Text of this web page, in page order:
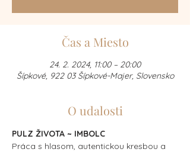
Čas a Miesto
24. 2. 2024, 11:00 – 20:00
Šípkové, 922 03 Šípkové-Majer, Slovensko
O udalosti
PULZ ŽIVOTA ~ IMBOLC
Práca s hlasom, autentickou kresbou a